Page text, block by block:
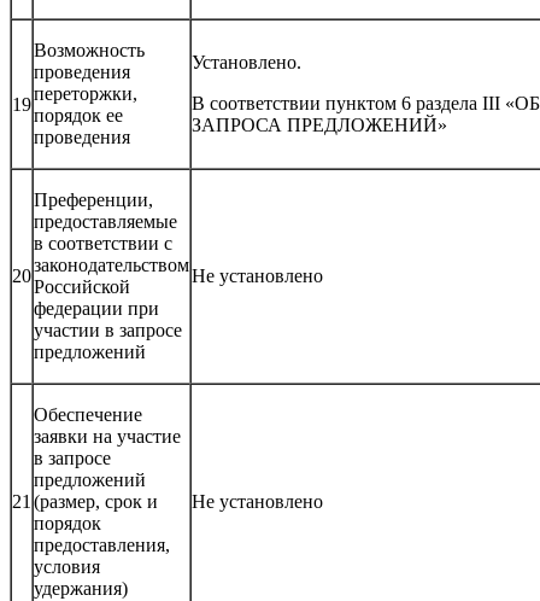
19
Возможность
проведения
переторжки,
порядок ее
проведения
Установлено.
В соответствии пунктом 6 раздела
ЗАПРОСА ПРЕДЛОЖЕНИЙ»
20
Преференции,
предоставляемые
в соответствии с
законодательством
Российской
федерации при
участии в запросе
предложений
Не установлено
21
Обеспечение
заявки на участие
в запросе
предложений
(размер, срок и
порядок
предоставления,
условия
удержания)
Не установлено